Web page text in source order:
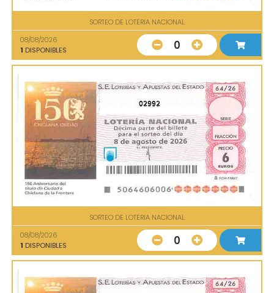
SORTEO DE LOTERIA NACIONAL
08/08/2026
1 DISPONIBLES 0
02992
SORTEO DE LOTERIA NACIONAL
08/08/2026
1 DISPONIBLES 0